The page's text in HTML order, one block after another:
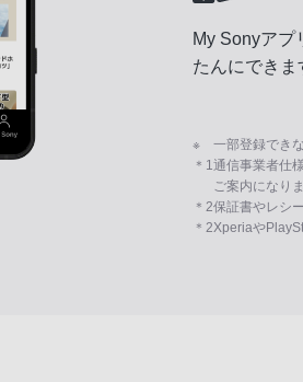
My Sonyアプ
たんにできま
※ 一部登録でき
＊1通信事業者仕
ご案内になり
＊2保証書やレシ
＊2Xperiaや